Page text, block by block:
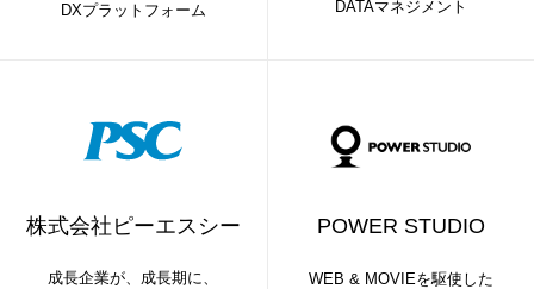
DXプラットフォーム
DATAマネジメント
株式会社ピーエスシー
成長企業が、成長期に、
POWER STUDIO
WEB & MOVIEを駆使した